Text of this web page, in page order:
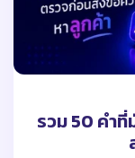
รวม 50 คํา